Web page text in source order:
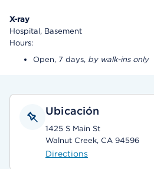
X-ray
Hospital, Basement
Hours:
Open, 7 days, by walk-ins only
Ubicación
1425 S Main St
Walnut Creek, CA 94596
Directions